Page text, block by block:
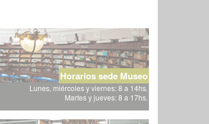
Horarios sede Museo
Lunes, miércoles y viernes: 8 a 14hs.
Martes y jueves: 8 a 17hs.